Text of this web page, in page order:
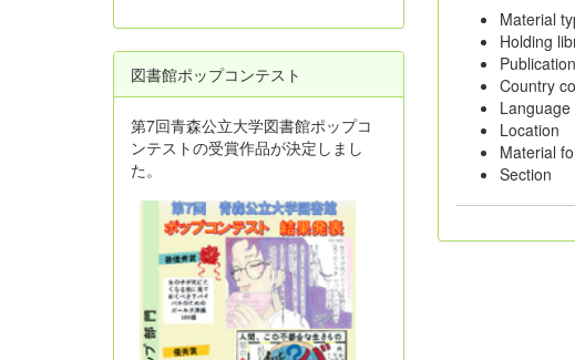
Material
Holding
Country
Language
Location
Material
Section
図書館ポップコンテスト
第7回青森公立大学図書館ポップコ
ンテストの受賞作品が決定しまし
た。